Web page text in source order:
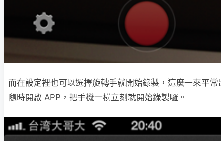
而在設定裡也可以選擇旋轉手就開始錄製，這麼一來平
隨時開啟 APP，把手機一橫立刻就開始錄製囉。